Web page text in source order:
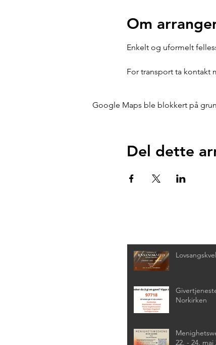
Om
Enkelt og uformelt
For transport ta kontakt
Google Maps ble blokkert på
Del dette
Norkirken
22. - 24. mai